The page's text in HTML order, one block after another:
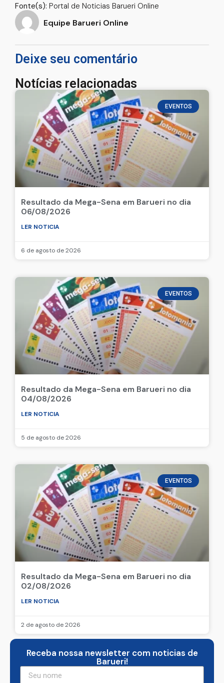
Fonte(s): Portal de Noticias Barueri Online
Equipe Barueri Online
Deixe seu comentário
Notícias relacionadas
EVENTOS
Resultado da Mega-Sena em Barueri no dia
06/08/2026
LER NOTICIA
6 de agosto de 2026
EVENTOS
Resultado da Mega-Sena em Barueri no dia
04/08/2026
LER NOTICIA
5 de agosto de 2026
EVENTOS
Resultado da Mega-Sena em Barueri no dia
02/08/2026
LER NOTICIA
2 de agosto de 2026
Receba nossa newsletter com noticias de
Barueri!